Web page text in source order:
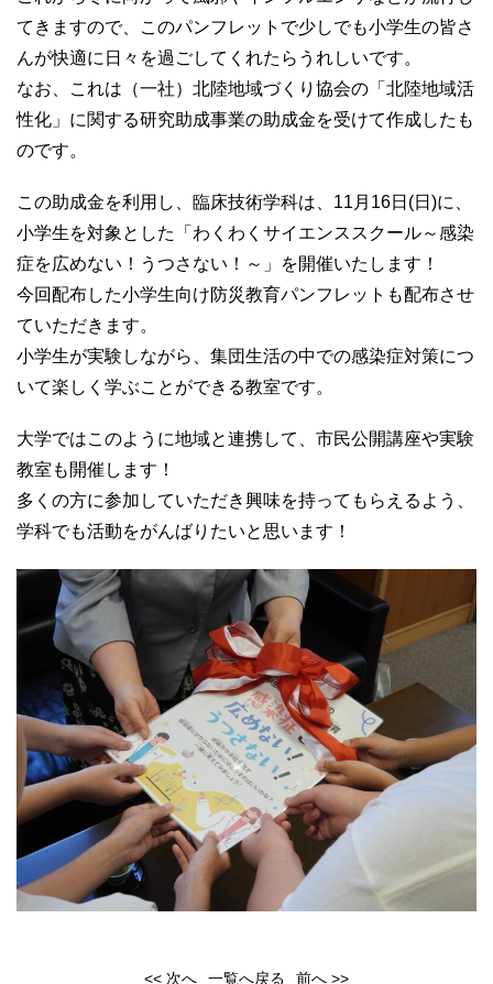
てきますので、このパンフレットで少しでも小学生の皆さ
んが快適に日々を過ごしてくれたらうれしいです。
なお、これは（一社）北陸地域づくり協会の「北陸地域活
性化」に関する研究助成事業の助成金を受けて作成したも
のです。
この助成金を利用し、臨床技術学科は、11月16日(日)に、
小学生を対象とした「わくわくサイエンススクール～感染
症を広めない！うつさない！～」を開催いたします！
今回配布した小学生向け防災教育パンフレットも配布させ
ていただきます。
小学生が実験しながら、集団生活の中での感染症対策につ
いて楽しく学ぶことができる教室です。
大学ではこのように地域と連携して、市民公開講座や実験
教室も開催します！
多くの方に参加していただき興味を持ってもらえるよう、
学科でも活動をがんばりたいと思います！
<< 次へ 一覧へ戻る 前へ >>